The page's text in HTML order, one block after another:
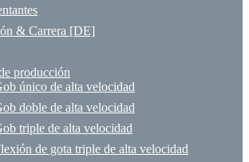
& Carrera [DE]
producción
único de alta velocidad
doble de alta velocidad
triple de alta velocidad
de gota triple de alta velocidad